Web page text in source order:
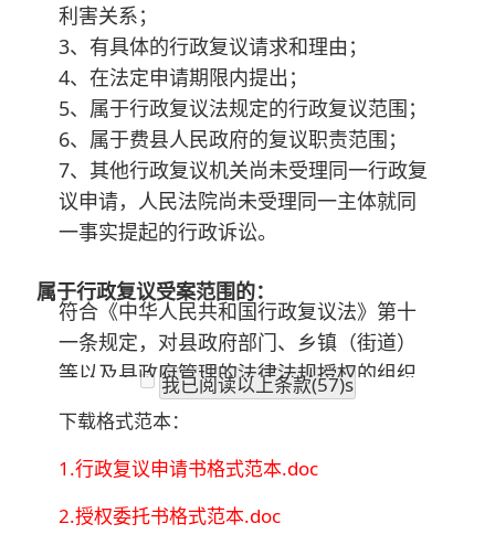
利害关系；
3、有具体的行政复议请求和理由；
4、在法定申请期限内提出；
5、属于行政复议法规定的行政复议范围；
6、属于费县人民政府的复议职责范围；
7、其他行政复议机关尚未受理同一行政复
议申请，人民法院尚未受理同一主体就同
一事实提起的行政诉讼。
属于行政复议受案范围的：
符合《中华人民共和国行政复议法》第十
一条规定，对县政府部门、乡镇（街道）
等以及县政府管理的法律法规授权的组织
作出的行政行为或行政不作为，申请人不
服的，可依法向费县人民政府提出行政复
议申请。
不属于行政复议受案范围：
我已阅读以上条款(56)s
下载格式范本：
1.行政复议申请书格式范本.doc
2.授权委托书格式范本.doc